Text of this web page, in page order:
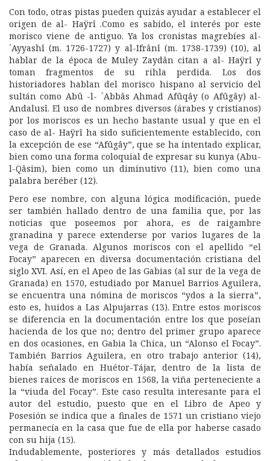
Con todo, otras pistas pueden quizás ayudar a establecer el
origen de al- Haÿrî .Como es sabido, el interés por este
morisco viene de antiguo. Ya los cronistas magrebíes al-
´Ayyashî (m. 1726-1727) y al-Ifrânî (m. 1738-1739) (10), al
hablar de la época de Muley Zaydân citan a al- Haÿrî y
toman fragmentos de su rihla perdida. Los dos
historiadores hablan del morisco hispano al servicio del
sultán como Abû -l- ´Abbâs Ahmad Afûqây (o Afûgây) al-
Andalusî. El uso de nombres diversos (árabes y cristianos)
por los moriscos es un hecho bastante usual y que en el
caso de al- Haÿrî ha sido suficientemente establecido, con
la excepción de ese “Afûgây”, que se ha intentado explicar,
bien como una forma coloquial de expresar su kunya (Abu-
l-Qâsim), bien como un diminutivo (11), bien como una
palabra beréber (12).
Pero ese nombre, con alguna lógica modificación, puede
ser también hallado dentro de una familia que, por las
noticias que poseemos por ahora, es de raigambre
granadina y parece extenderse por varios lugares de la
vega de Granada. Algunos moriscos con el apellido “el
Focay” aparecen en diversa documentación cristiana del
siglo XVI. Así, en el Apeo de las Gabias (al sur de la vega de
Granada) en 1570, estudiado por Manuel Barrios Aguilera,
se encuentra una nómina de moriscos “ydos a la sierra”,
esto es, huidos a Las Alpujarras (13). Entre estos moriscos
se diferencia en la documentación entre los que poseían
hacienda de los que no; dentro del primer grupo aparece
en dos ocasiones, en Gabia la Chica, un “Alonso el Focay”.
También Barrios Aguilera, en otro trabajo anterior (14),
había señalado en Huétor-Tájar, dentro de la lista de
bienes raíces de moriscos en 1568, la viña perteneciente a
la “viuda del Focay”. Este caso resulta interesante para el
autor del estudio, puesto que en el Libro de Apeo y
Posesión se indica que a finales de 1571 un cristiano viejo
permanecía en la casa que fue de ella por haberse casado
con su hija (15).
Indudablemente, posteriores y más detallados estudios